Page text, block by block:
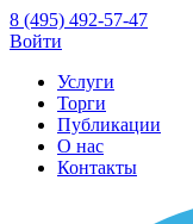
8 (495) 492-57-47
Войти
Услуги
Торги
Публикации
О нас
Контакты